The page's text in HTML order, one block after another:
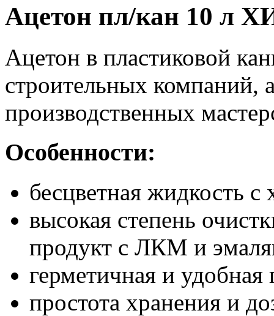
Ацетон пл/кан 10 л
Ацетон в пластиковой
строительных компаний,
производственных
Особенности:
бесцветная жидкость
высокая степень
продукт с ЛКМ и
герметичная и удобная
простота хранения и